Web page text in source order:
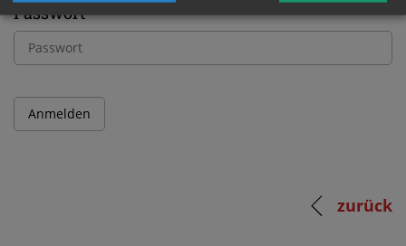
Passwort
zurück